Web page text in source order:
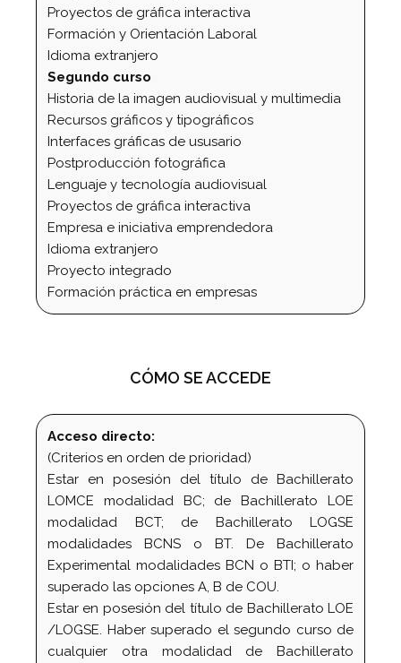
Proyectos de gráfica interactiva
Formación y Orientación Laboral
Idioma extranjero
Segundo curso
Historia de la imagen audiovisual y multimedia
Recursos gráficos y tipográficos
Interfaces gráficas de ususario
Postproducción fotográfica
Lenguaje y tecnología audiovisual
Proyectos de gráfica interactiva
Empresa e iniciativa emprendedora
Idioma extranjero
Proyecto integrado
Formación práctica en empresas
CÓMO SE ACCEDE
Acceso directo:
(Criterios en orden de prioridad)
Estar en posesión del título de Bachillerato
LOMCE modalidad BC; de Bachillerato LOE
modalidad BCT; de Bachillerato LOGSE
modalidades BCNS o BT. De Bachillerato
Experimental modalidades BCN o BTI; o haber
superado las opciones A, B de COU.
Estar en posesión del título de Bachillerato LOE
/LOGSE. Haber superado el segundo curso de
cualquier otra modalidad de Bachillerato